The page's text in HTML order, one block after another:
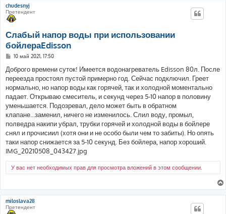
chudesnyj
Претендент
Слабый напор воды при использовании
бойлераEdisson
С
о
б
щ
е
н
и
е
10 май 2021, 17:50
Доброго времени суток! Имеется водонагреватель Edisson 80л. После
переезда простоял пустой примерно год. Сейчас подключил. Греет
нормально, но напор воды как горячей, так и холодной моментально
падает. Открываю смеситель, и секунд через 5-10 напор в половину
уменьшается. Подозревал, дело может быть в обратном
клапане...заменил, ничего не изменилось. Слил воду, промыл,
полведра накипи убрал, трубки горячей и холодной воды в бойлере
снял и прочисиил (хотя они и не особо были чем то забиты). Но опять
таки напор снижается за 5-10 секунд. Без бойлера, напор хороший.
IMG_20210508_043427.jpg
У вас нет необходимых прав для просмотра вложений в этом сообщении.
miloslava28
Претендент